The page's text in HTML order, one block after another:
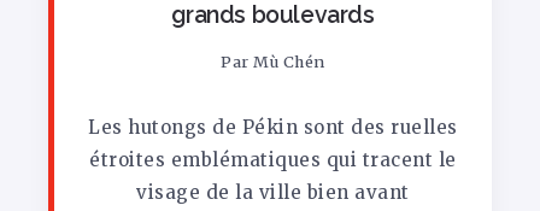
grands boulevards
Par Mù Chén
Les hutongs de Pékin sont des ruelles
étroites emblématiques qui tracent le
visage de la ville bien avant